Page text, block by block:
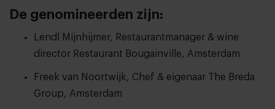
De genomineerden zijn:
Lendl Mijnhijmer, Restaurantmanager & wine
director Restaurant Bougainville, Amsterdam
Freek van Noortwijk, Chef & eigenaar The Breda
Group, Amsterdam